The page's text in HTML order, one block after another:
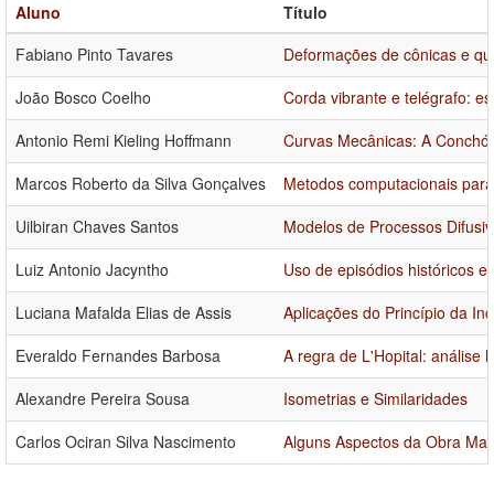
Aluno
Título
Fabiano Pinto Tavares
Deformações de cônicas e
João Bosco Coelho
Corda vibrante e telégrafo:
Antonio Remi Kieling Hoffmann
Curvas Mecânicas: A
Marcos Roberto da Silva Gonçalves
Metodos computacionais
Uilbiran Chaves Santos
Modelos de Processos
Luiz Antonio Jacyntho
Uso de episódios históricos
Luciana Mafalda Elias de Assis
Aplicações do Princípio da
Everaldo Fernandes Barbosa
A regra de L'Hopital: análise
Alexandre Pereira Sousa
Isometrias e Similaridades
Carlos Ociran Silva Nascimento
Alguns Aspectos da Obra